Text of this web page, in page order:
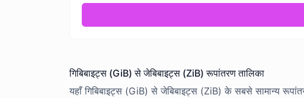
गिबिबाइट्स (GiB) से जेबिबाइट्स (ZiB) रूपांतरण तालिका
यहाँ गिबिबाइट्स (GiB) से जेबिबाइट्स (ZiB) के सबसे सामान्य